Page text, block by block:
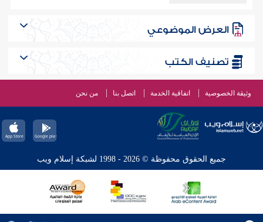
العرض الموضوعي
تصنيف الكتب
وثيقة الخصوصية اتفاقية الخدمة اتصل بنا من نحن
جميع الحقوق محفوظة © 2026 - 1998 لشبكة إسلام ويب